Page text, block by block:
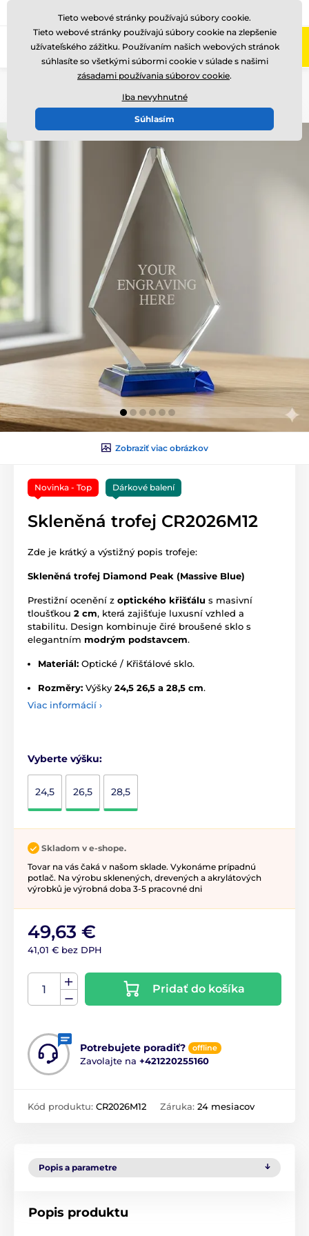
Zavolajte nám (Po-Pi 8-17) +421220255160
Zobraziť viac obrázkov
Novinka - Top Dárkové balení
Skleněná trofej CR2026M12
Zde je krátký a výstižný popis trofeje:
Skleněná trofej Diamond Peak (Massive Blue)
Prestižní ocenění z optického křišťálu s masivní
tloušťkou 2 cm, která zajišťuje luxusní vzhled a
stabilitu. Design kombinuje čiré broušené sklo s
elegantním modrým podstavcem.
Materiál: Optické / Křišťálové sklo.
Rozměry: Výšky 24,5 26,5 a 28,5 cm.
Viac informácií ›
Vyberte výšku:
24,5 26,5 28,5
Skladom v e-shope.
Tovar na vás čaká v našom sklade. Vykonáme prípadnú
potlač. Na výrobu sklenených, drevených a akrylátových
výrobků je výrobná doba 3-5 pracovné dni
49,63 €
41,01 € bez DPH
Pridať do košíka
Potrebujete poradiť? offline
Zavolajte na +421220255160
Kód produktu: CR2026M12 Záruka: 24 mesiacov
Popis a parametre
Popis produktu
Tieto webové stránky používajú súbory cookie.
Tieto webové stránky používajú súbory cookie na zlepšenie
užívateľského zážitku. Používaním našich webových stránok
súhlasíte so všetkými súbormi cookie v súlade s našimi
zásadami používania súborov cookie.
Iba nevyhnutné
Súhlasím